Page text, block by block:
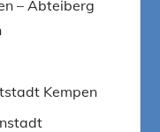
– Abteiberg
Kempen